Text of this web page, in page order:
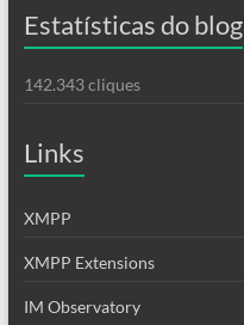
Estatísticas do blog
142.343 cliques
Links
XMPP
XMPP Extensions
IM Observatory